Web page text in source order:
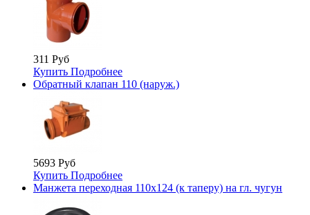
311 Руб
Купить Подробнее
Обратный клапан 110 (наруж.)
5693 Руб
Купить Подробнее
Манжета переходная 110х124 (к таперу) на гл. чугун